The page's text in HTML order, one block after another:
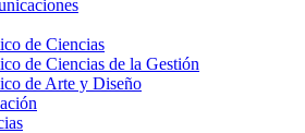
de Ciencias
de Ciencias de la Gestión
de Arte y Diseño